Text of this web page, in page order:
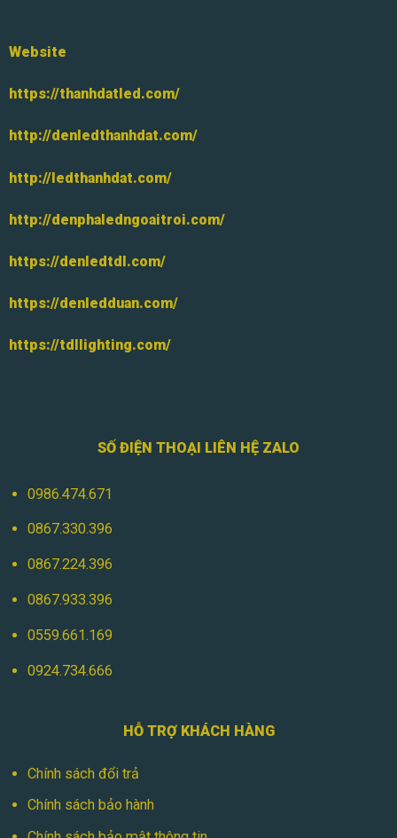
Website
https://thanhdatled.com/
http://denledthanhdat.com/
http://ledthanhdat.com/
http://denphaledngoaitroi.com/
https://denledtdl.com/
https://denledduan.com/
https://tdllighting.com/
SỐ ĐIỆN THOẠI LIÊN HỆ ZALO
0986.474.671
0867.330.396
0867.224.396
0867.933.396
0559.661.169
0924.734.666
HỖ TRỢ KHÁCH HÀNG
Chính sách đổi trả
Chính sách bảo hành